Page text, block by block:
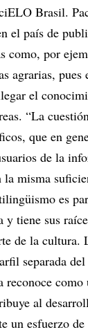
Brasil.
el país de
como, por
agrarias, pues
el
“La
que en
de la
misma
es
tiene sus
de la cultura.
separada
reconoce como
al
un esfuerzo